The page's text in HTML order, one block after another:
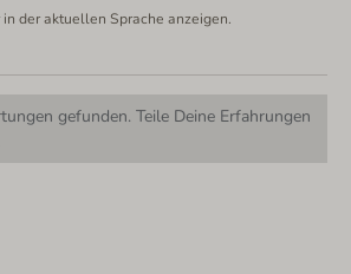
der aktuellen Sprache anzeigen.
gefunden. Teile Deine Erfahrungen